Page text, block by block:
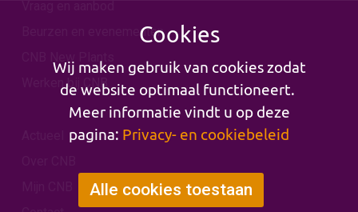
Beurzen en evenementen
Werken bij CNB
Cookies
Wij maken gebruik van cookies zodat
de website optimaal functioneert.
Meer informatie vindt u op deze
pagina: Privacy- en cookiebeleid
Alle cookies toestaan